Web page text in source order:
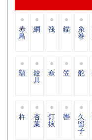
赤
鳥
網 筏 錨 糸
巻
額 鉸
具
傘 笠 舵
杵 杏
葉
釘
抜
轡 久
留
子